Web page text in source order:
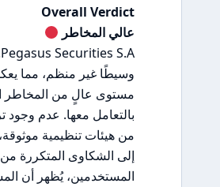
Overall Verdict
عالي المخاطر
وسيطًا غير منظم، مما
مستوى عالٍ من المخاطر
بالتعامل معها. عدم وجود
من هيئات تنظيمية
إلى الشكاوى المتكررة من
المستخدمين، يُظهر أن